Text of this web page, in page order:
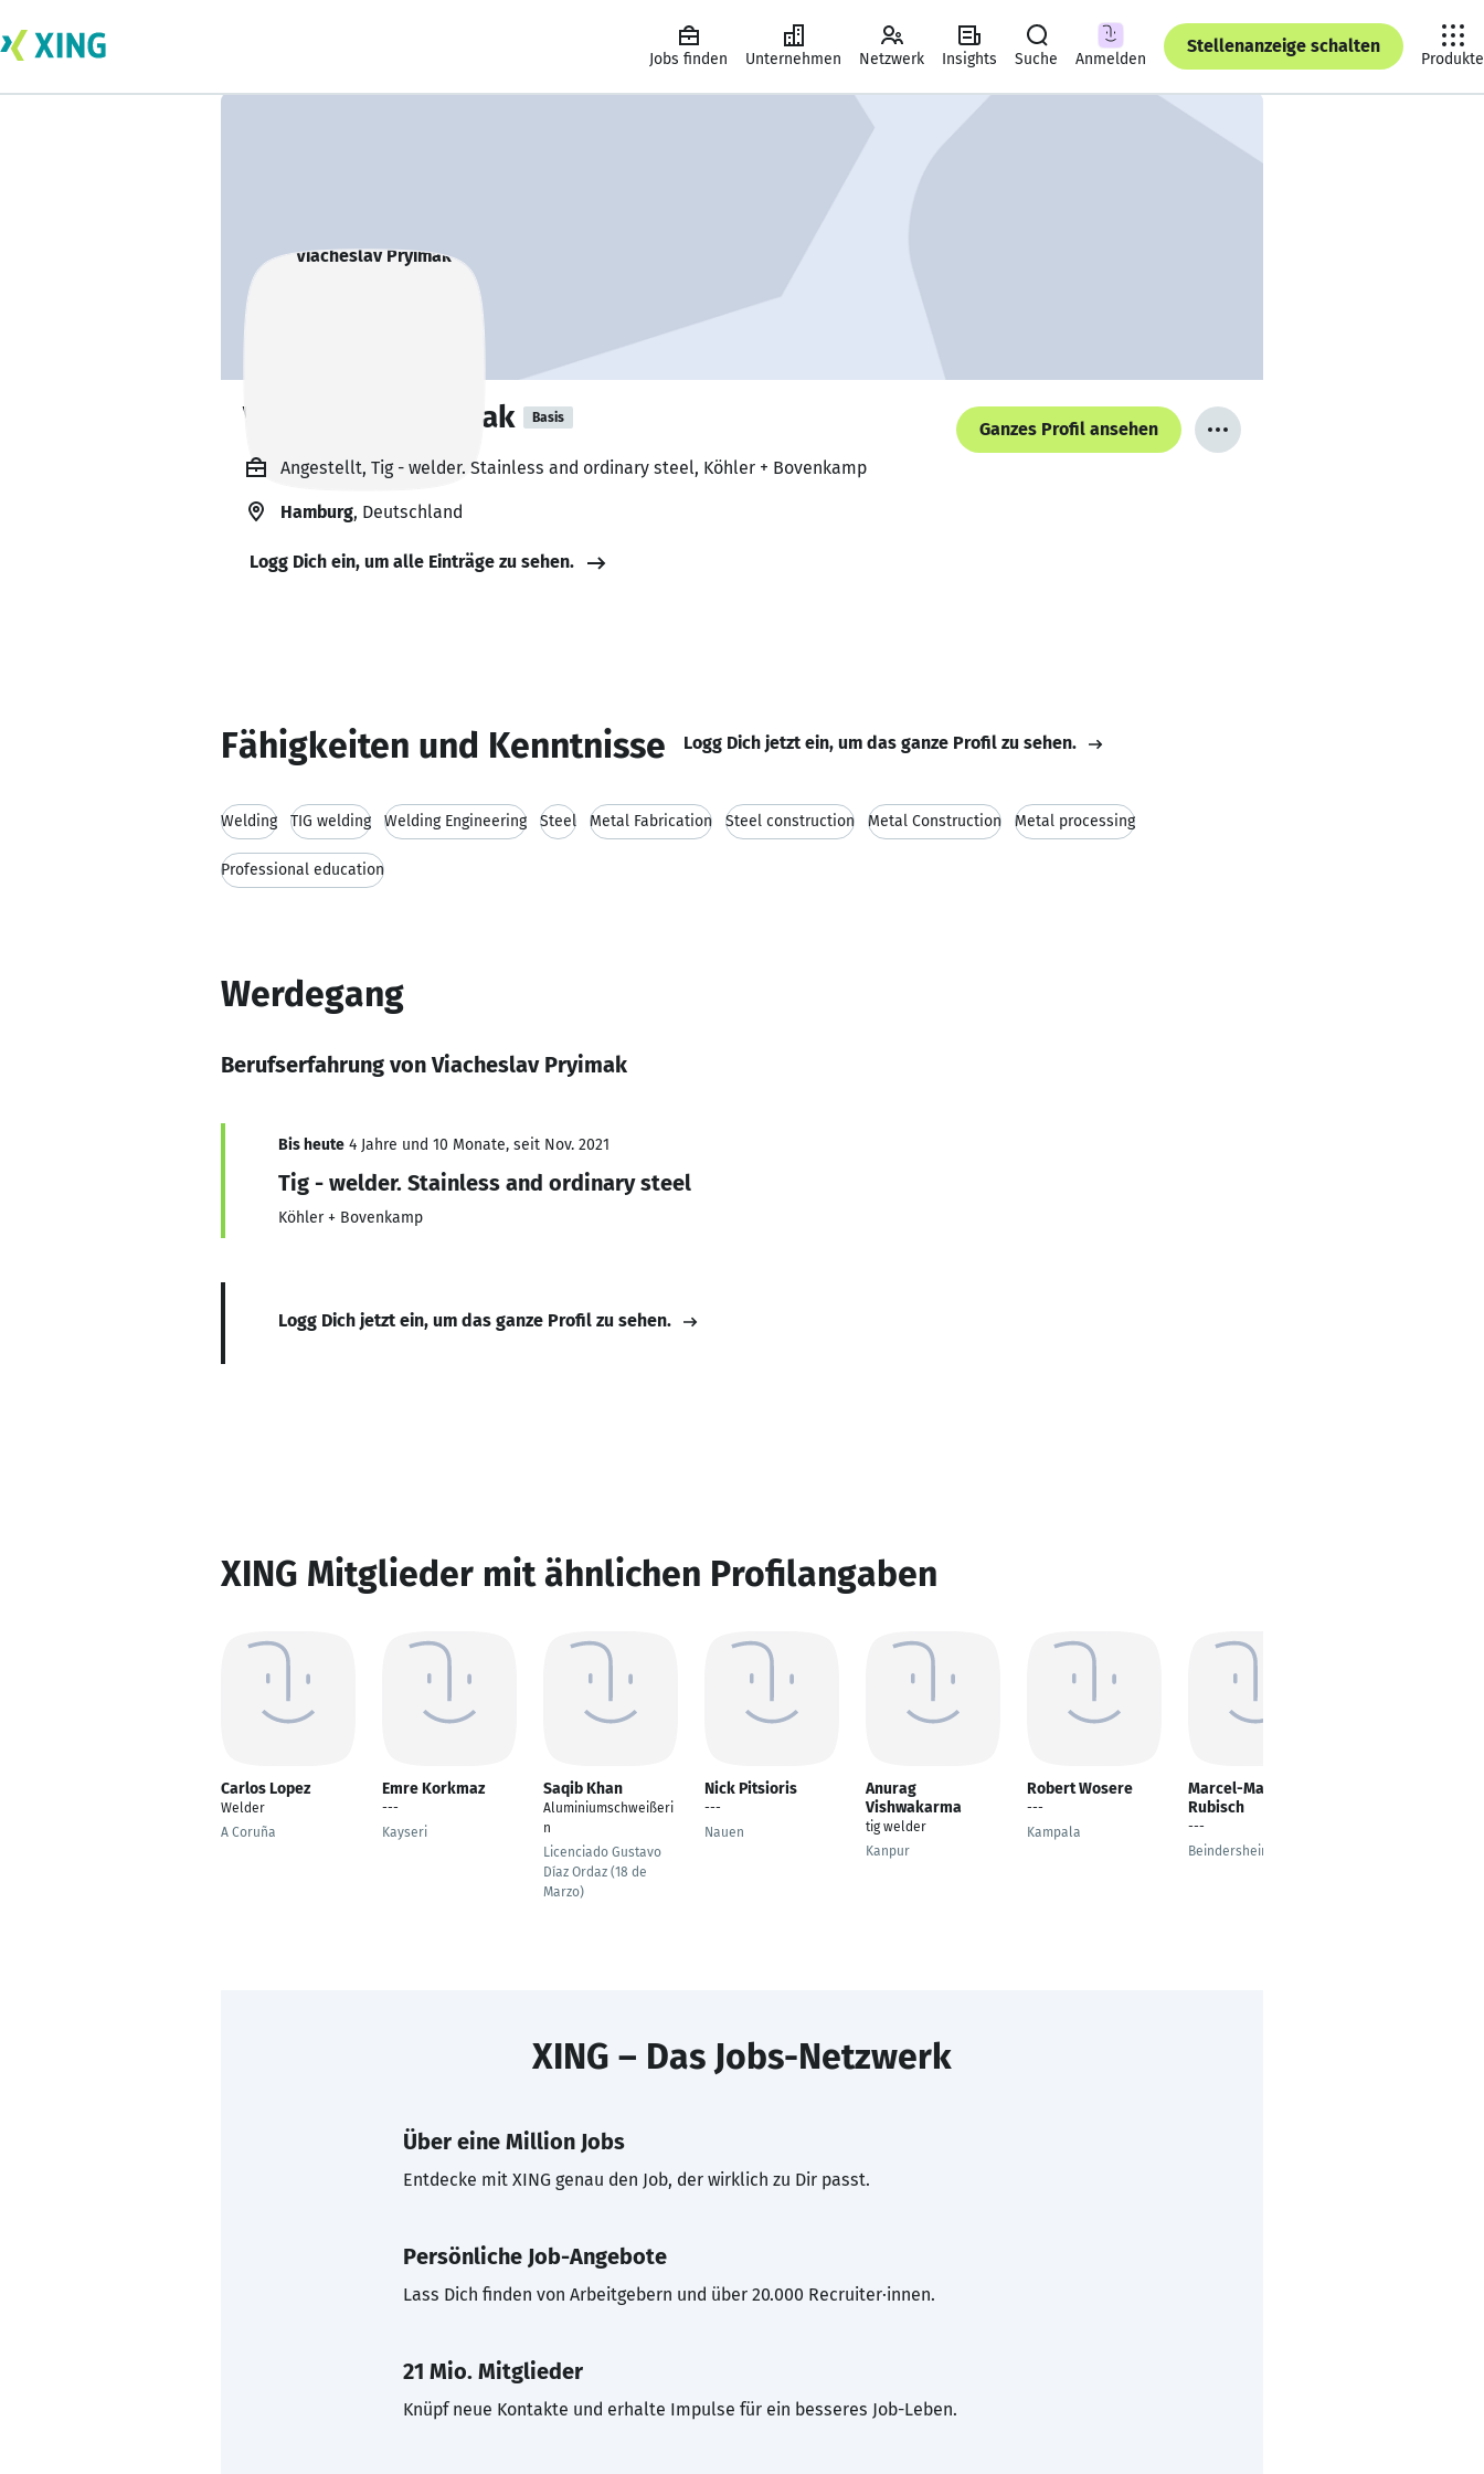
Jobs finden Unternehmen Netzwerk Insights Suche Anmelden
Stellenanzeige schalten
Produkte
Viacheslav Pryimak Basis
Ganzes Profil ansehen
Angestellt, Tig - welder. Stainless and ordinary steel, Köhler + Bovenkamp
Hamburg, Deutschland
Logg Dich ein, um alle Einträge zu sehen.
Fähigkeiten und Kenntnisse Logg Dich jetzt ein, um das ganze Profil zu sehen.
Welding TIG welding Welding Engineering Steel Metal Fabrication Steel construction Metal Construction Metal processing
Professional education
Werdegang
Berufserfahrung von Viacheslav Pryimak
Bis heute 4 Jahre und 10 Monate, seit Nov. 2021
Tig - welder. Stainless and ordinary steel
Köhler + Bovenkamp
Logg Dich jetzt ein, um das ganze Profil zu sehen.
XING Mitglieder mit ähnlichen Profilangaben
Carlos Lopez
Welder
A Coruña
Emre Korkmaz
---
Kayseri
Saqib Khan
Aluminiumschweißeri
n
Licenciado Gustavo
Díaz Ordaz (18 de
Marzo)
Nick Pitsioris
---
Nauen
Anurag
Vishwakarma
tig welder
Kanpur
Robert Wosere
---
Kampala
Marcel-Matthias
Rubisch
---
Beindersheim
XING – Das Jobs-Netzwerk
Über eine Million Jobs
Entdecke mit XING genau den Job, der wirklich zu Dir passt.
Persönliche Job-Angebote
Lass Dich finden von Arbeitgebern und über 20.000 Recruiter·innen.
21 Mio. Mitglieder
Knüpf neue Kontakte und erhalte Impulse für ein besseres Job-Leben.